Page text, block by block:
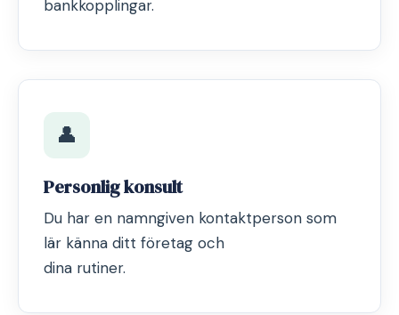
bankkopplingar.
👤
Personlig konsult
Du har en namngiven kontaktperson som
lär känna ditt företag och
dina rutiner.